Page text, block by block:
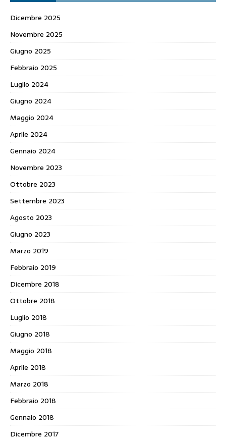
Dicembre 2025
Novembre 2025
Giugno 2025
Febbraio 2025
Luglio 2024
Giugno 2024
Maggio 2024
Aprile 2024
Gennaio 2024
Novembre 2023
Ottobre 2023
Settembre 2023
Agosto 2023
Giugno 2023
Marzo 2019
Febbraio 2019
Dicembre 2018
Ottobre 2018
Luglio 2018
Giugno 2018
Maggio 2018
Aprile 2018
Marzo 2018
Febbraio 2018
Gennaio 2018
Dicembre 2017